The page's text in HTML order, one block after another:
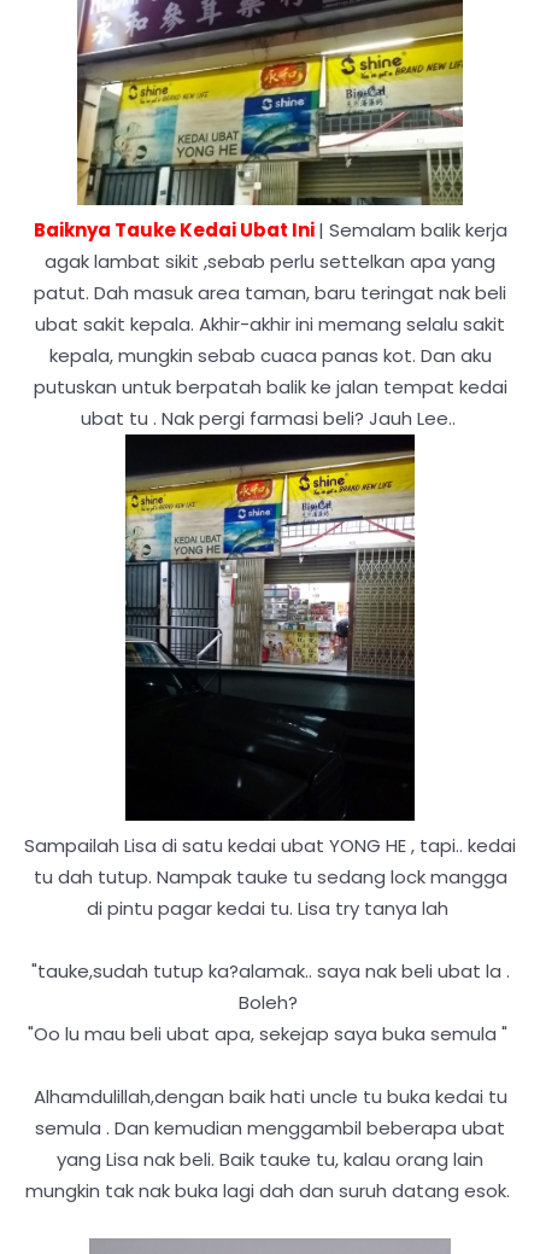
Baiknya Tauke Kedai Ubat Ini| Semalam balik kerja
agak lambat sikit ,sebab perlu settelkan apa yang
patut. Dah masuk area taman, baru teringat nak beli
ubat sakit kepala. Akhir-akhir ini memang selalu sakit
kepala, mungkin sebab cuaca panas kot. Dan aku
putuskan untuk berpatah balik ke jalan tempat kedai
ubat tu . Nak pergi farmasi beli? Jauh Lee..
Sampailah Lisa di satu kedai ubat YONG HE , tapi.. kedai
tu dah tutup. Nampak tauke tu sedang lock mangga
di pintu pagar kedai tu. Lisa try tanya lah
"tauke,sudah tutup ka?alamak.. saya nak beli ubat la .
Boleh?
"Oo lu mau beli ubat apa, sekejap saya buka semula "
Alhamdulillah,dengan baik hati uncle tu buka kedai tu
semula . Dan kemudian menggambil beberapa ubat
yang Lisa nak beli. Baik tauke tu, kalau orang lain
mungkin tak nak buka lagi dah dan suruh datang esok.